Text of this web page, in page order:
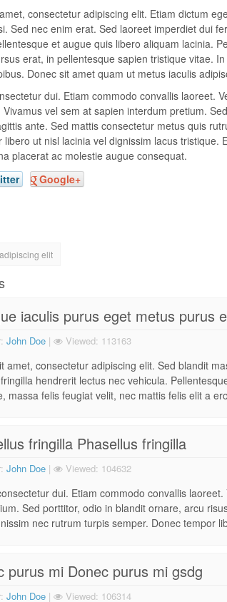
consectetur adipiscing elit. Etiam dictum
Sed nec enim erat. Sed laoreet imperdiet dui
et augue quis libero aliquam lacinia.
erat, in pellentesque sapien tristique vitae.
Donec sit amet quam ut metus iaculis
dui. Etiam commodo convallis laoreet.
vel sem at sapien interdum pretium.
ante. Sed mattis consectetur metus quis
ut nisl lacinia vel dignissim lacus
placerat ac molestie augue consequat.
Google+
elit
iaculis purus eget metus purus
John Doe | Viewed: 113163
amet, consectetur adipiscing elit. Sed blandit
hendrerit lectus nec vehicula.
massa felis feugiat velit, nec mattis felis elit a
fringilla Phasellus fringilla
John Doe | Viewed: 104632
dui. Etiam commodo convallis
Sed porttitor, odio in blandit ornare, arcu
nec rutrum turpis semper. Donec tempor
purus mi Donec purus mi gsdg
John Doe | Viewed: 106314